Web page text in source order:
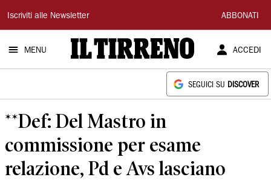
Il
Tirreno
Iscriviti alle Newsletter ABBONATI
MENU ACCEDI
SEGUICI SU DISCOVER
**Def: Del Mastro in
commissione per esame
relazione, Pd e Avs lasciano